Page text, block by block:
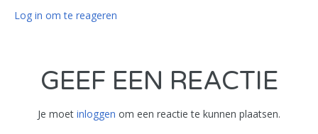
Log in om te reageren
GEEF EEN REACTIE
Je moet inloggen om een reactie te kunnen plaatsen.